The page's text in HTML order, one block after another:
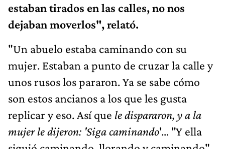
estaban tirados en las calles, no nos
dejaban moverlos",relató.
"Un abuelo estaba caminando con su
mujer. Estaban a punto de cruzar la calle y
unos rusos los pararon. Ya se sabe cómo
son estos ancianos a los que les gusta
replicar y eso. Así que le dispararon, y a la
mujer le dijeron: 'Sigacaminando'… "Y ella